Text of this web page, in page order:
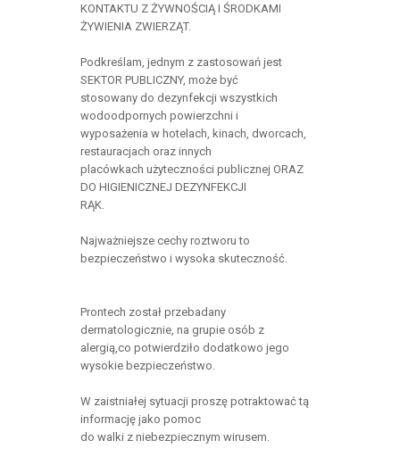
KONTAKTU Z ŻYWNOŚCIĄ I ŚRODKAMI
ŻYWIENIA ZWIERZĄT.
Podkreślam, jednym z zastosowań jest
SEKTOR PUBLICZNY, może być
stosowany do dezynfekcji wszystkich
wodoodpornych powierzchni i
wyposażenia w hotelach, kinach, dworcach,
restauracjach oraz innych
placówkach użyteczności publicznej ORAZ
DO HIGIENICZNEJ DEZYNFEKCJI
RĄK.
Najważniejsze cechy roztworu to
bezpieczeństwo i wysoka skuteczność.
Prontech został przebadany
dermatologicznie, na grupie osób z
alergią,co potwierdziło dodatkowo jego
wysokie bezpieczeństwo.
W zaistniałej sytuacji proszę potraktować tą
informację jako pomoc
do walki z niebezpiecznym wirusem.